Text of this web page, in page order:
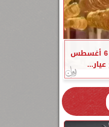
أسعار الذهب اليوم الخميس 6 أغسطس